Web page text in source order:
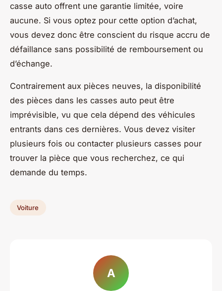
casse auto offrent une garantie limitée, voire
aucune. Si vous optez pour cette option d’achat,
vous devez donc être conscient du risque accru de
défaillance sans possibilité de remboursement ou
d’échange.
Contrairement aux pièces neuves, la disponibilité
des pièces dans les casses auto peut être
imprévisible, vu que cela dépend des véhicules
entrants dans ces dernières. Vous devez visiter
plusieurs fois ou contacter plusieurs casses pour
trouver la pièce que vous recherchez, ce qui
demande du temps.
Voiture
A